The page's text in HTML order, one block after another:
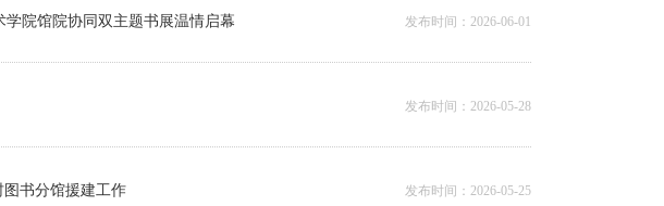
院馆院协同双主题书展温情启幕 发布时间：2026-06-01
发布时间：2026-05-28
书分馆援建工作 发布时间：2026-05-25